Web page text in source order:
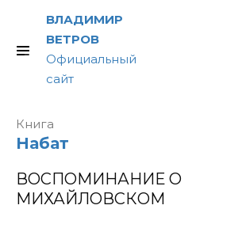
ВЛАДИМИР
ВЕТРОВ
Официальный
сайт
ВОСПОМИНАНИЕ О
МИХАЙЛОВСКОМ
Книга
Набат
ВОСПОМИНАНИЕ О
МИХАЙЛОВСКОМ